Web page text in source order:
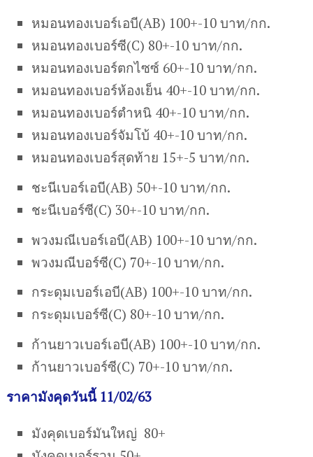
หมอนทองเบอร์เอบี(AB) 100+-10 บาท/กก.
หมอนทองเบอร์ซี(C) 80+-10 บาท/กก.
หมอนทองเบอร์ตกไซซ์ 60+-10 บาท/กก.
หมอนทองเบอร์ห้องเย็น 40+-10 บาท/กก.
หมอนทองเบอร์ตำหนิ 40+-10 บาท/กก.
หมอนทองเบอร์จัมโบ้ 40+-10 บาท/กก.
หมอนทองเบอร์สุดท้าย 15+-5 บาท/กก.
ชะนีเบอร์เอบี(AB) 50+-10 บาท/กก.
ชะนีเบอร์ซี(C) 30+-10 บาท/กก.
พวงมณีเบอร์เอบี(AB) 100+-10 บาท/กก.
พวงมณีบอร์ซี(C) 70+-10 บาท/กก.
กระดุมเบอร์เอบี(AB) 100+-10 บาท/กก.
กระดุมเบอร์ซี(C) 80+-10 บาท/กก.
ก้านยาวเบอร์เอบี(AB) 100+-10 บาท/กก.
ก้านยาวเบอร์ซี(C) 70+-10 บาท/กก.
ราคามังคุดวันนี้ 11/02/63
มังคุดเบอร์มันใหญ่ 80+